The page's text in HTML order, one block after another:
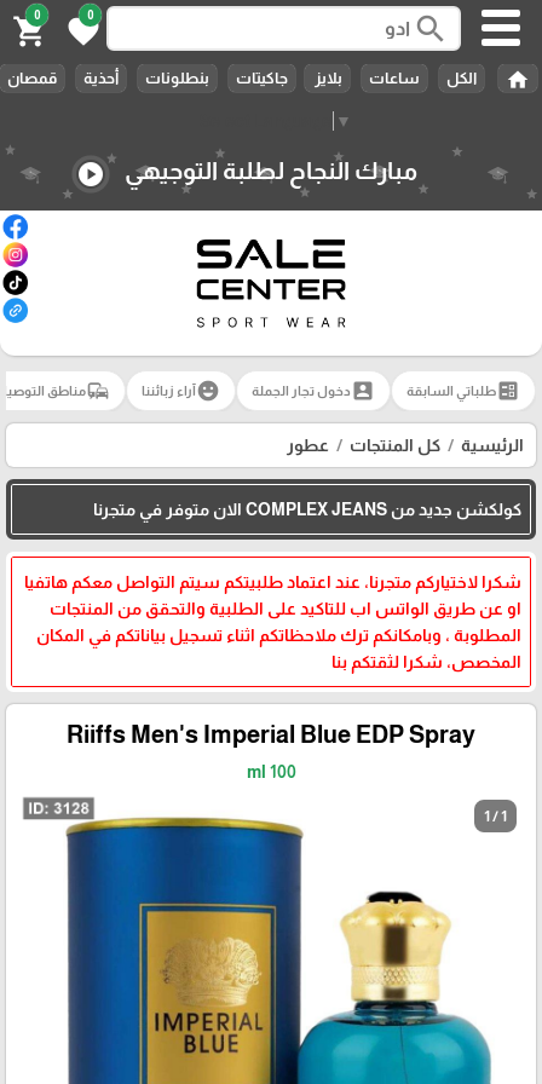
▼
search
0
favorite
0
shopping_cart
home الكل ساعات بلايز جاكيتات بنطلونات أحذية قمصان
مبارك النجاح لطلبة التوجيهي play_circle
ballotطلباتي السابقة account_box دخول تجار الجملة emoji_emotionsآراء زبائننا commuteمناطق
الرئيسية كل المنتجات عطور
كولكشن جديد من COMPLEX JEANS الان متوفر في متجرنا
شكرا لاختياركم متجرنا، عند اعتماد طلبيتكم سيتم التواصل معكم هاتفيا
او عن طريق الواتس اب للتاكيد على الطلبية والتحقق من المنتجات
المطلوبة ، وبامكانكم ترك ملاحظاتكم اثناء تسجيل بياناتكم في المكان
المخصص، شكرا لثقتكم بنا
Riiffs Men's Imperial Blue EDP Spray
100 ml
1 / 1